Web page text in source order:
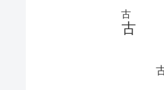
古
古